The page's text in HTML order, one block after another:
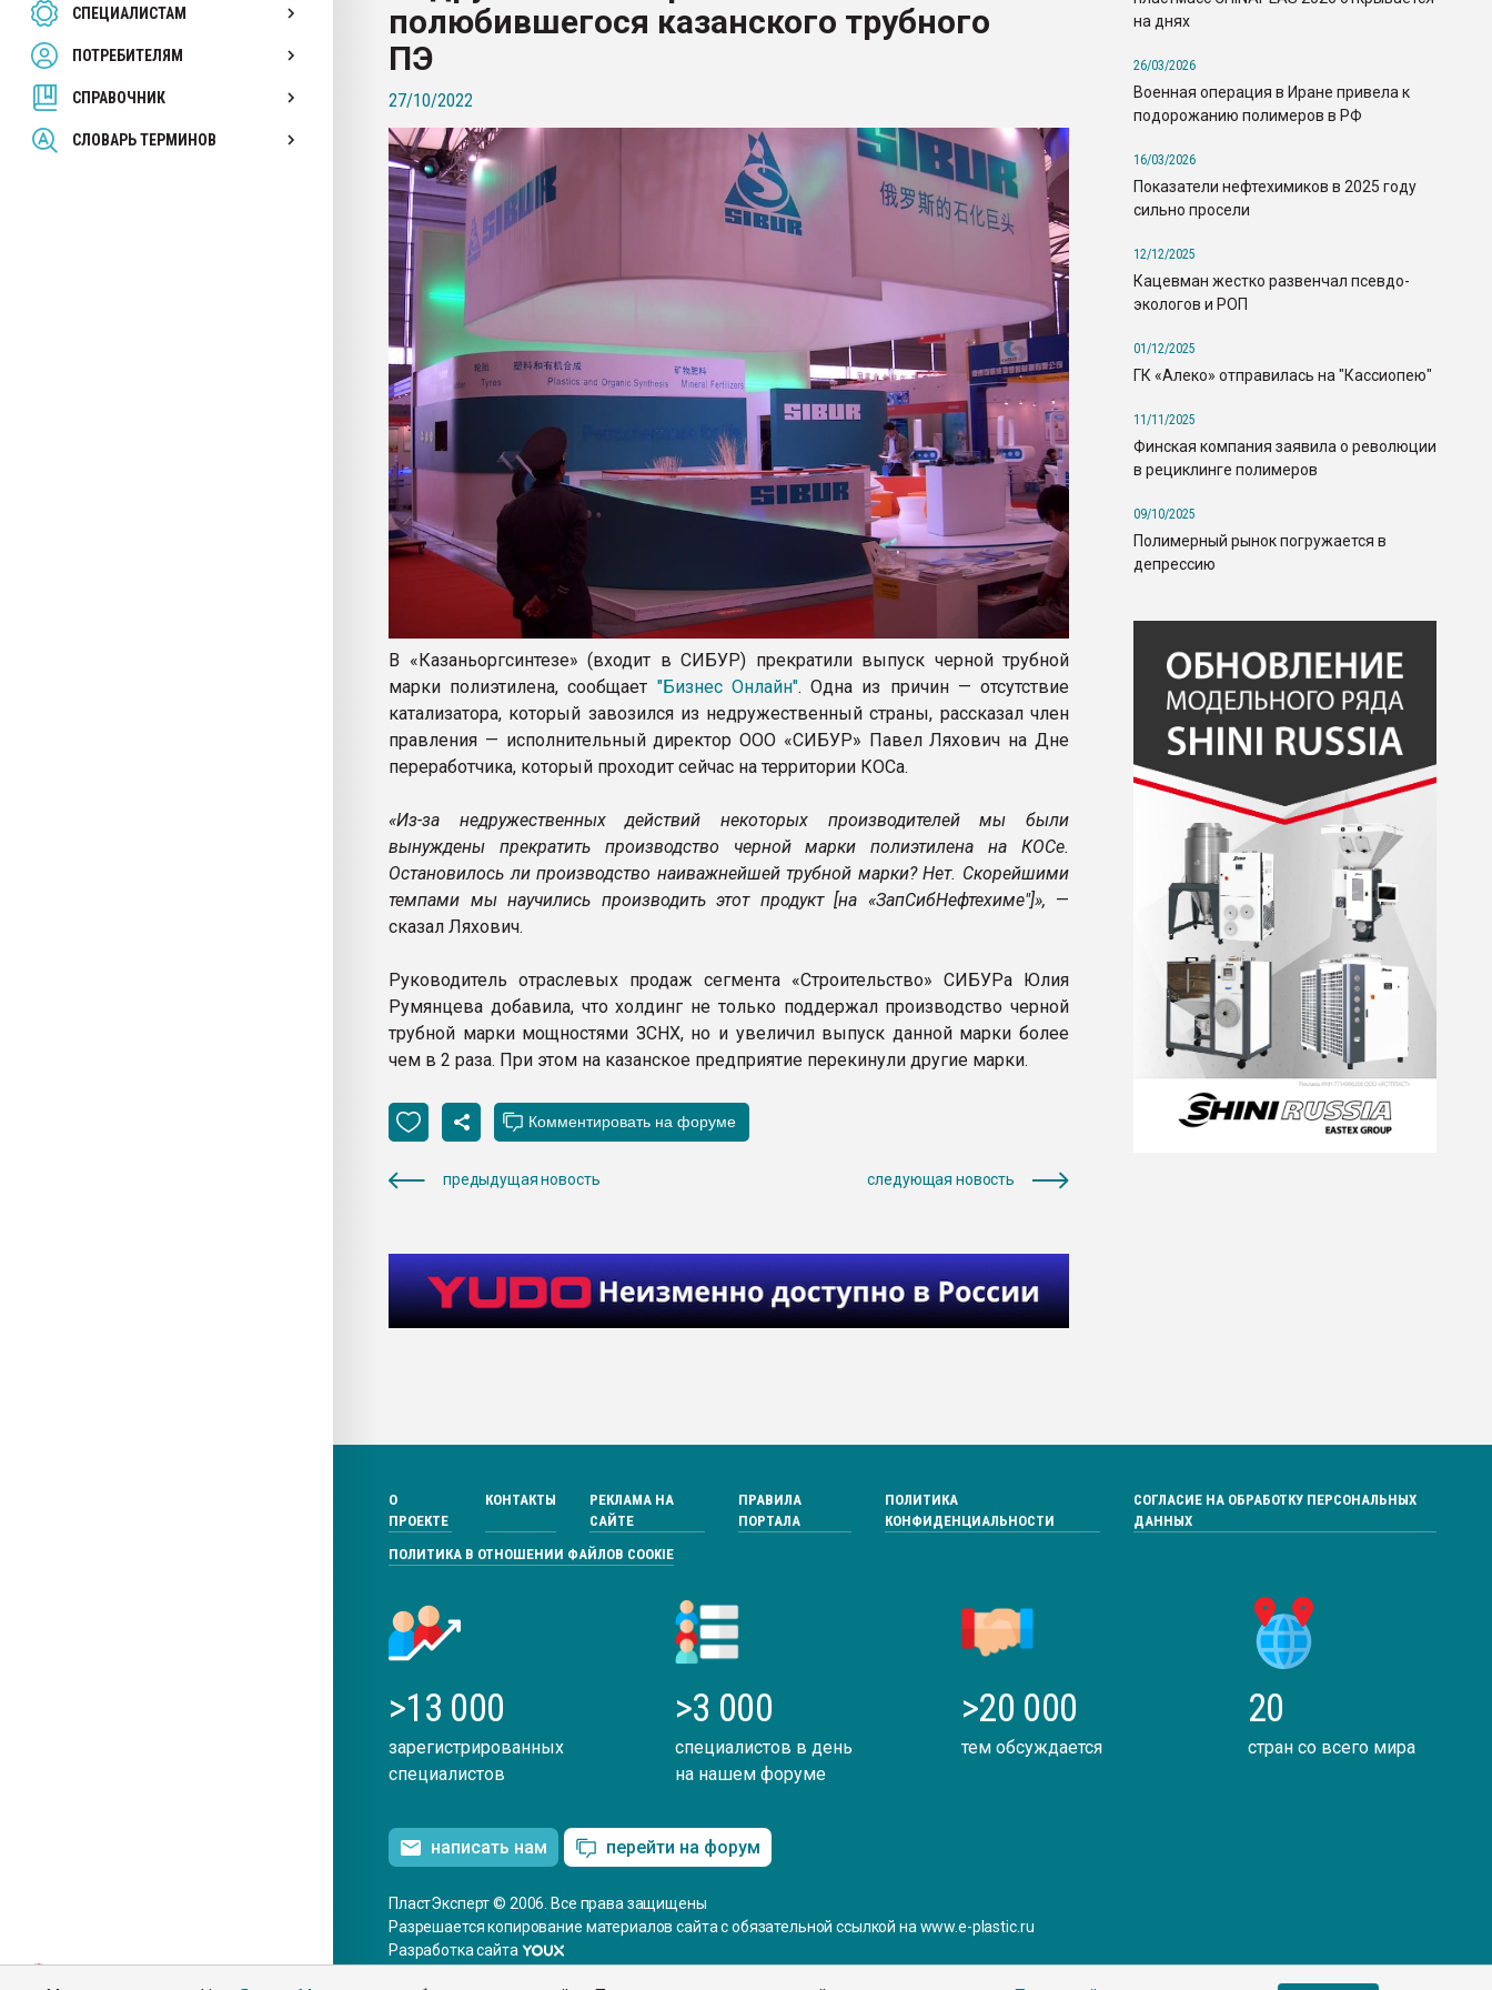
СПЕЦИАЛИСТАМ
ПОТРЕБИТЕЛЯМ
СПРАВОЧНИК
СЛОВАРЬ ТЕРМИНОВ
26.07.2022 "Сибирский титан" стал
намного дороже
ПЕРЕЙТИ НА ФОРУМ
полюбившегося казанского трубного
ПЭ
27/10/2022
В «Казаньоргсинтезе» (входит в СИБУР) прекратили выпуск черной трубной
марки полиэтилена, сообщает "Бизнес Онлайн". Одна из причин — отсутствие
катализатора, который завозился из недружественный страны, рассказал член
правления — исполнительный директор ООО «СИБУР» Павел Ляхович на Дне
переработчика, который проходит сейчас на территории КОСа.
«Из-за недружественных действий некоторых производителей мы были
вынуждены прекратить производство черной марки полиэтилена на КОСе.
Остановилось ли производство наиважнейшей трубной марки? Нет. Скорейшими
темпами мы научились производить этот продукт [на «ЗапСибНефтехиме"]», —
сказал Ляхович.
Руководитель отраслевых продаж сегмента «Строительство» СИБУРа Юлия
Румянцева добавила, что холдинг не только поддержал производство черной
трубной марки мощностями ЗСНХ, но и увеличил выпуск данной марки более
чем в 2 раза. При этом на казанское предприятие перекинули другие марки.
предыдущая новость следующая новость
на днях
26/03/2026
Военная операция в Иране привела к
подорожанию полимеров в РФ
16/03/2026
Показатели нефтехимиков в 2025 году
сильно просели
12/12/2025
Кацевман жестко развенчал псевдо-
экологов и РОП
01/12/2025
ГК «Алеко» отправилась на "Кассиопею"
11/11/2025
Финская компания заявила о революции
в рециклинге полимеров
09/10/2025
Полимерный рынок погружается в
депрессию
О
ПРОЕКТЕ
КОНТАКТЫ
РЕКЛАМА НА
САЙТЕ
ПРАВИЛА
ПОРТАЛА
ПОЛИТИКА
КОНФИДЕНЦИАЛЬНОСТИ
СОГЛАСИЕ НА ОБРАБОТКУ ПЕРСОНАЛЬНЫХ
ДАННЫХ
ПОЛИТИКА В ОТНОШЕНИИ ФАЙЛОВ COOKIE
>13 000
зарегистрированных
специалистов
>3 000
специалистов в день
на нашем форуме
>20 000
тем обсуждается
20
стран со всего мира
написать нам перейти на форум
ПластЭксперт © 2006. Все права защищены
Разрешается копирование материалов сайта с обязательной ссылкой на www.e-plastic.ru
Разработка сайта